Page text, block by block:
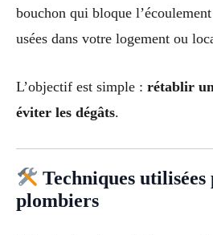
bouchon qui bloque
usées dans votre logement ou
L’objectif est simple : rétablir
éviter les dégâts.
Techniques utilisées
plombiers